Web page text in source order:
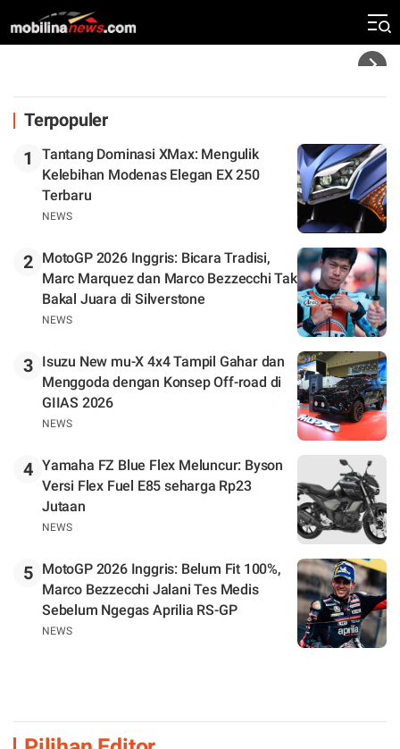
Zona Perburuan Gelar
Terpopuler
1
Tantang Dominasi XMax: Mengulik
Kelebihan Modenas Elegan EX 250
Terbaru
NEWS
2
MotoGP 2026 Inggris: Bicara Tradisi,
Marc Marquez dan Marco Bezzecchi Tak
Bakal Juara di Silverstone
NEWS
3
Isuzu New mu-X 4x4 Tampil Gahar dan
Menggoda dengan Konsep Off-road di
GIIAS 2026
NEWS
4 Yamaha FZ Blue Flex Meluncur: Byson
Versi Flex Fuel E85 seharga Rp23
Jutaan
NEWS
5
MotoGP 2026 Inggris: Belum Fit 100%,
Marco Bezzecchi Jalani Tes Medis
Sebelum Ngegas Aprilia RS-GP
NEWS